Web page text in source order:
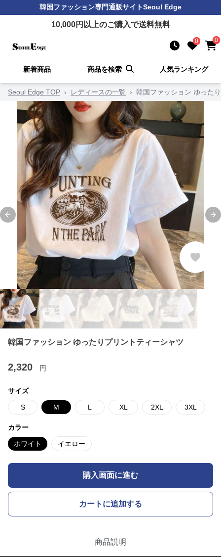
韓国ファッション専門通販サイトSeoul Edge
10,000円以上のご購入で送料無料
0 0
新着商品 商品を検索 人気ランキング
Seoul Edge TOP › レディースの一覧 › 韓国ファッション ゆった
Previous slide
韓国ファッション ゆったりプリントティーシャツ
2,320 円
サイズ
S M L XL 2XL 3XL
カラー
ホワイト イエロー
購入画面に進む
カートに追加する
商品説明